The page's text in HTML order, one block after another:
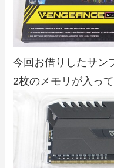
今回お借りしたサン
2枚のメモリが入って